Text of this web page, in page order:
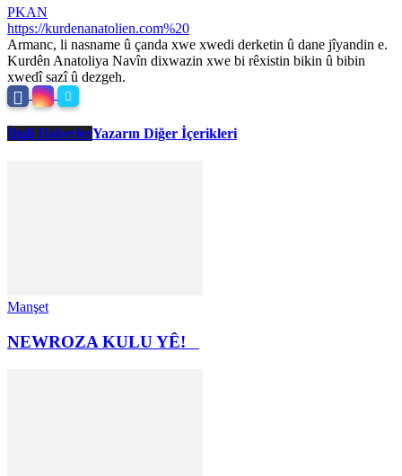
PKAN
https://kurdenanatolien.com%20
Armanc, li nasname û çanda xwe xwedi derketin û dane jîyandin e.
Kurdên Anatoliya Navîn dixwazin xwe bi rêxistin bikin û bibin
xwedî sazî û dezgeh.
İlgili HaberlerYazarın Diğer İçerikleri
Manşet
NEWROZA KULU YÊ!